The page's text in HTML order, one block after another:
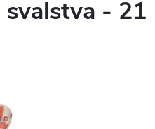
- 21